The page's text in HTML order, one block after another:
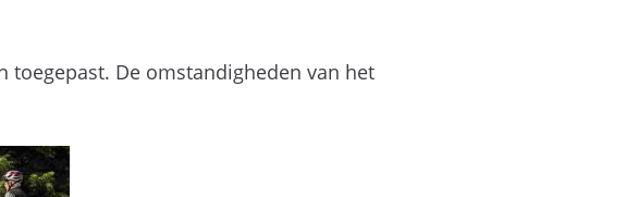
De omstandigheden van het